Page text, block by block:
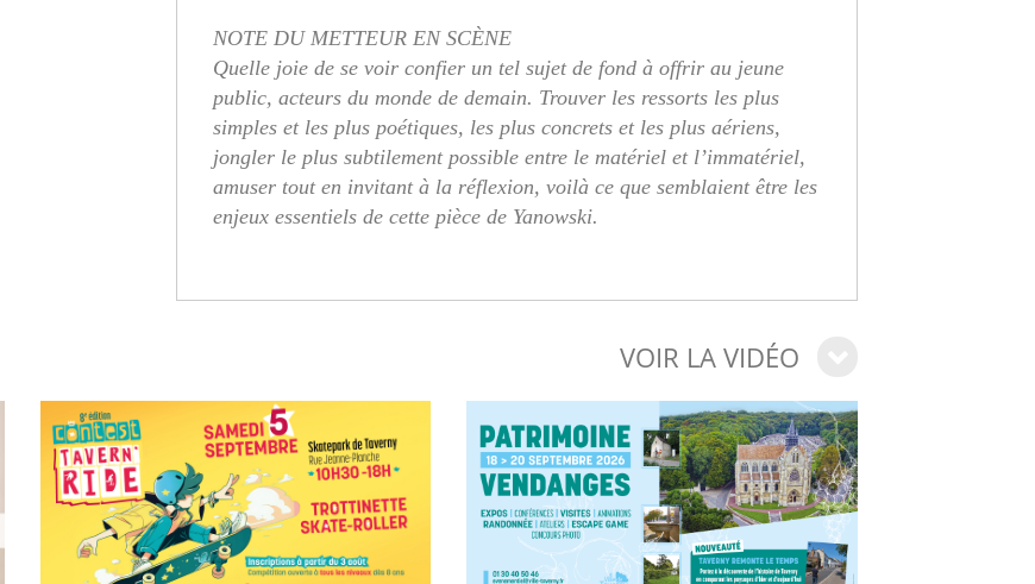
NOTE DU METTEUR EN SCÈNE
Quelle joie de se voir confier un tel sujet de fond à offrir au jeune
public, acteurs du monde de demain. Trouver les ressorts les plus
simples et les plus poétiques, les plus concrets et les plus aériens,
jongler le plus subtilement possible entre le matériel et l’immatériel,
amuser tout en invitant à la réflexion, voilà ce que semblaient être les
enjeux essentiels de cette pièce de Yanowski.
VOIR LA VIDÉO